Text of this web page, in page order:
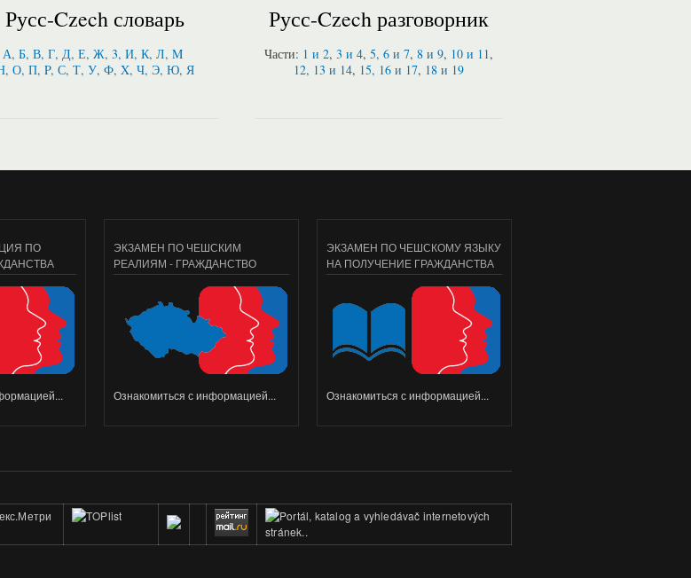
Русс-Czech словарь
А, Б, В, Г, Д, Е, Ж, 3, И, К, Л, M
О, П, P, С, Т, У, Ф, X, Ч, Э, Ю, Я
Русс-Czech разговорник
Части: 1 и 2, 3 и 4, 5, 6 и 7, 8 и 9, 10 и 11,
12, 13 и 14, 15, 16 и 17, 18 и 19
ПО
ЭКЗАМЕН ПО ЧЕШСКИМ
РЕАЛИЯМ - ГРАЖДАНСТВО
Ознакомиться с информацией...
ЭКЗАМЕН ПО ЧЕШСКОМУ ЯЗЫКУ
НА ПОЛУЧЕНИЕ ГРАЖДАНСТВА
Ознакомиться с информацией...